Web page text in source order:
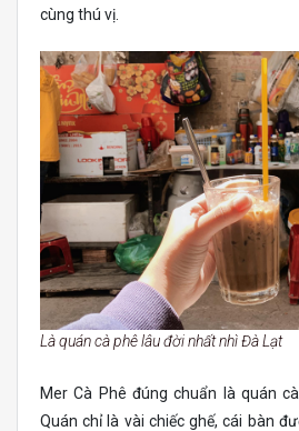
cùng thú vị.
Là quán cà phê lâu đời nhất nhì Đà Lạt
Mer Cà Phê đúng chuẩn là quán
Quán chỉ là vài chiếc ghế, cái bàn